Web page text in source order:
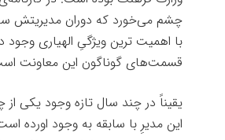
چشم می‌خورد که دوران مدیریتش
با اهمیت ترین ویژگیِ الهیاری
قسمت‌های گوناگون این معاونت
یقیناً در چند سال تازه وجود یکی
این مدیرِ با سابقه به وجود اورده